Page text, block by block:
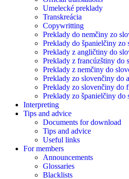
Umelecké preklady
Transkreácia
Copywritting
Preklady do nemčiny zo
Preklady do španielčiny zo
Preklady z angličtiny do
Preklady z francúzštiny do
Preklady z nemčiny do
Preklady zo slovenčiny do
Preklady zo slovenčiny do
Preklady zo španielčiny do
Interpreting
Tips and advice
Documents for download
Tips and advice
Useful links
For members
Announcements
Glossaries
Blacklists